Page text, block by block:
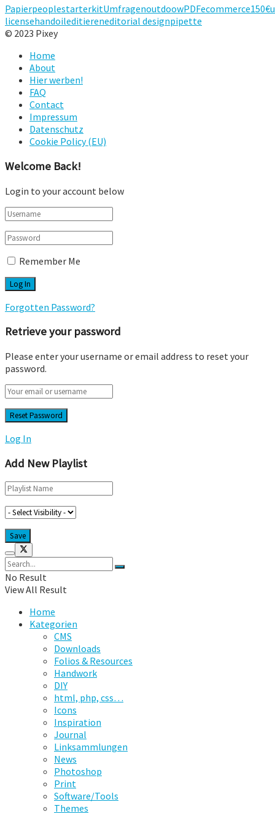
PapierpeoplestarterkitUmfragenoutdoowPDFecommerce150€
licensehandoileditiereneditorial designpipette
© 2023 Pixey
Home
About
Hier werben!
FAQ
Contact
Impressum
Datenschutz
Cookie Policy (EU)
Welcome Back!
Login to your account below
Remember Me
Forgotten Password?
Retrieve your password
Please enter your username or email address to reset your
password.
Log In
Add New Playlist
No Result
View All Result
Home
Kategorien
CMS
Downloads
Folios & Resources
Handwork
DIY
html, php, css…
Icons
Inspiration
Journal
Linksammlungen
News
Photoshop
Print
Software/Tools
Themes